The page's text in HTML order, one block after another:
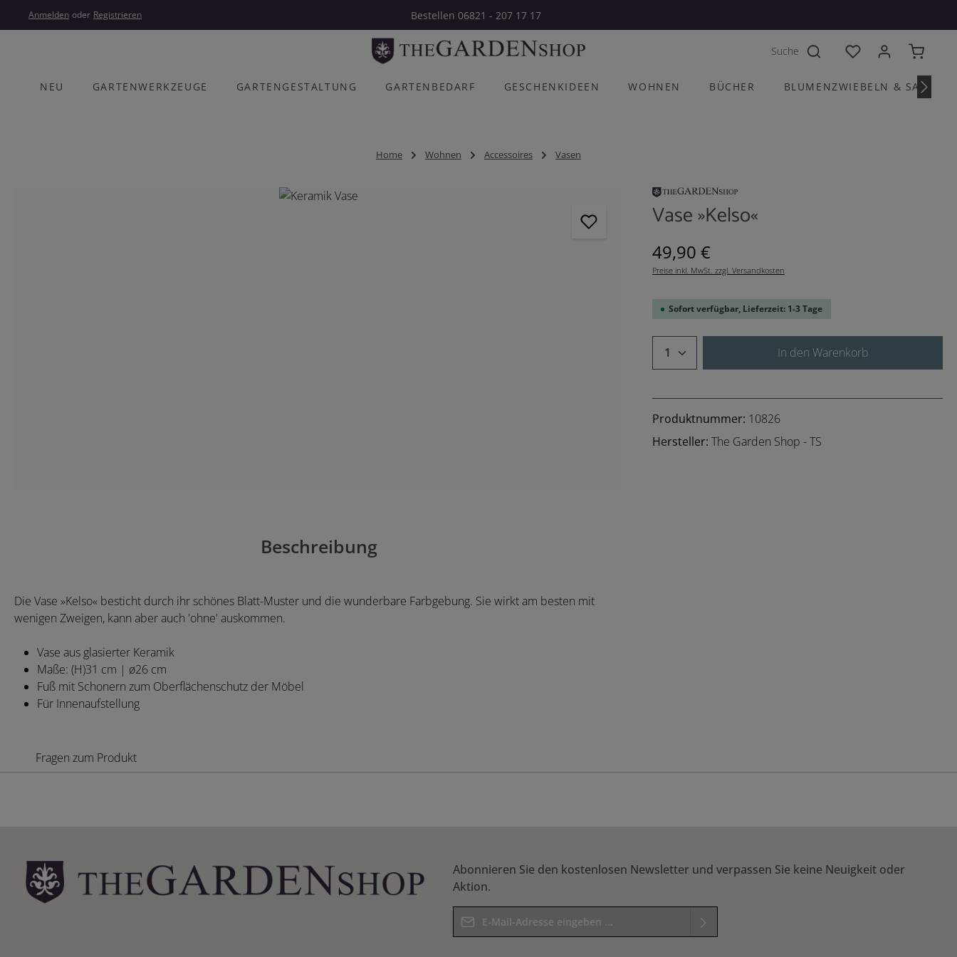
Hauptinhalt springen
Zur Hauptnavigation springen
Anmelden oder Registrieren Bestellen 06821 - 207 17 17
Du hast 0 Produkte
NEU GARTENWERKZEUGE GARTENGESTALTUNG GARTENBEDARF GESCHENKIDEEN WOHNEN BÜCHER BLUMENZWIEBELN &
Home Wohnen Accessoires Vasen
Vase »Kelso«
Regulärer Preis:
49,90 €
Preise inkl. MwSt. zzgl. Versandkosten
Sofort verfügbar, Lieferzeit: 1-3 Tage
Produkt Anzahl: Gib den
In den Warenkorb
Produktnummer: 10826
Hersteller: The Garden Shop - TS
Beschreibung
Die Vase »Kelso« besticht durch ihr schönes Blatt-Muster und die wunderbare Farbgebung. Sie wirkt am besten mit
wenigen Zweigen, kann aber auch 'ohne' auskommen.
Vase aus glasierter Keramik
Maße: (H)31 cm | ø26 cm
Fuß mit Schonern zum Oberflächenschutz der Möbel
Für Innenaufstellung
Fragen zum Produkt
Abonnieren Sie den kostenlosen Newsletter und verpassen Sie keine Neuigkeit oder
Aktion.
E-Mail-Adresse*